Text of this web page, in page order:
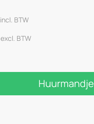
incl. BTW
excl. BTW
Huurmandje